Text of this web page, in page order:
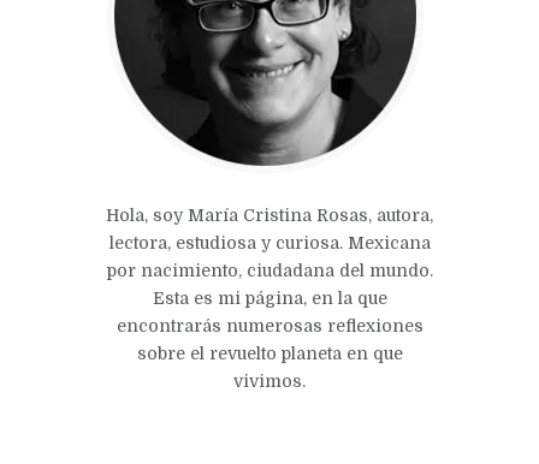
Hola, soy María Cristina Rosas, autora,
lectora, estudiosa y curiosa. Mexicana
por nacimiento, ciudadana del mundo.
Esta es mi página, en la que
encontrarás numerosas reflexiones
sobre el revuelto planeta en que
vivimos.